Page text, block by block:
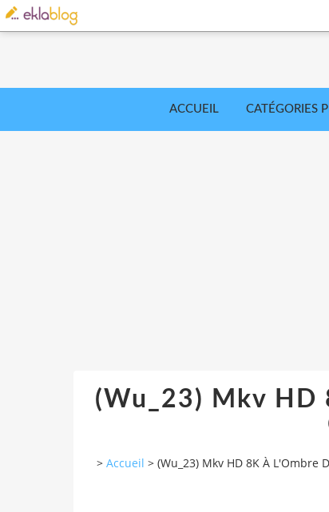
ACCUEIL CATÉGORIES
(Wu_23) Mkv HD
> Accueil > (Wu_23) Mkv HD 8K À L'Ombre